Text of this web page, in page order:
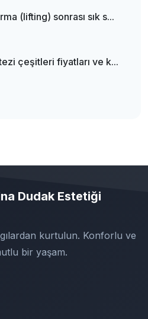
(lifting) sonrası sık s...
çeşitleri fiyatları ve k...
Dudak Estetiği
kurtulun. Konforlu ve
bir yaşam.